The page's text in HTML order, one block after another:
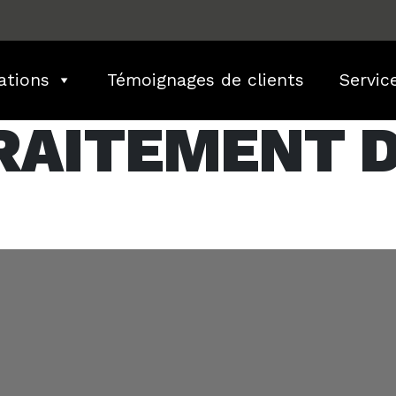
Témoignages de clients